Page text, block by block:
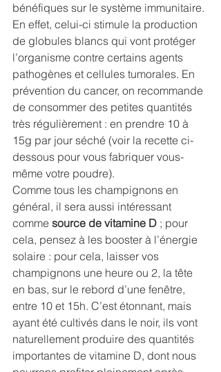
bénéfiques sur le système immunitaire.
En effet, celui-ci stimule la production
de globules blancs qui vont protéger
l’organisme contre certains agents
pathogènes et cellules tumorales. En
prévention du cancer, on recommande
de consommer des petites quantités
très régulièrement : en prendre 10 à
15g par jour séché (voir la recette ci-
dessous pour vous fabriquer vous-
même votre poudre).
Comme tous les champignons en
général, il sera aussi intéressant
comme source de vitamine D ; pour
cela, pensez à les booster à l’énergie
solaire : pour cela, laisser vos
champignons une heure ou 2, la tête
en bas, sur le rebord d’une fenêtre,
entre 10 et 15h. C’est étonnant, mais
ayant été cultivés dans le noir, ils vont
naturellement produire des quantités
importantes de vitamine D, dont nous